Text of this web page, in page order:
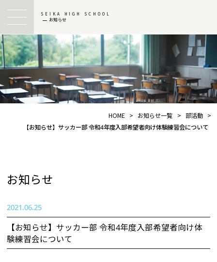
SEIKA HIGH SCHOOL
お知らせ
HOME > お知らせ一覧 > 部活動 >
【お知らせ】サッカー部 令和4年度入部希望者向け体験練習会について
お知らせ
2021.06.25
【お知らせ】サッカー部 令和4年度入部希望者向け体
験練習会について